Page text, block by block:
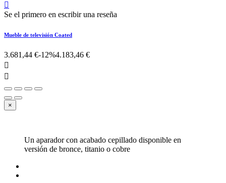

Se el primero en escribir una reseña
Mueble de televisión Coated
3.681,44 €-12%4.183,46 €


×
Un aparador con acabado cepillado disponible en
versión de bronce, titanio o cobre